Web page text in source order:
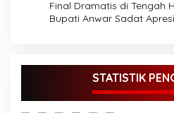
Final Dramatis di Tengah
Bupati Anwar Sadat
STATISTIK